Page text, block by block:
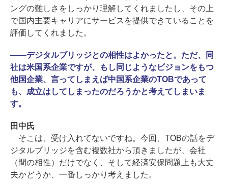
ングの難しさをしっかり理解してくれましたし、その上
で国内主要キャリアにサービスを提供できていることを
評価してくれました。
――デジタルブリッジとの相性はよかったと。ただ、同
社は米国系企業ですが、もし同じようなビジョンをもつ
他国企業、言ってしまえば中国系企業のTOBであって
も、成立はしてしまったのだろうかと考えてしまいま
す。
田中氏
そこは、受け入れてないですね。今回、TOBの話をデ
ジタルブリッジを含む複数社から頂きましたが、会社
（間の相性）だけでなく、そして経済安保問題上も大丈
夫かどうか、一番しっかり考えました。